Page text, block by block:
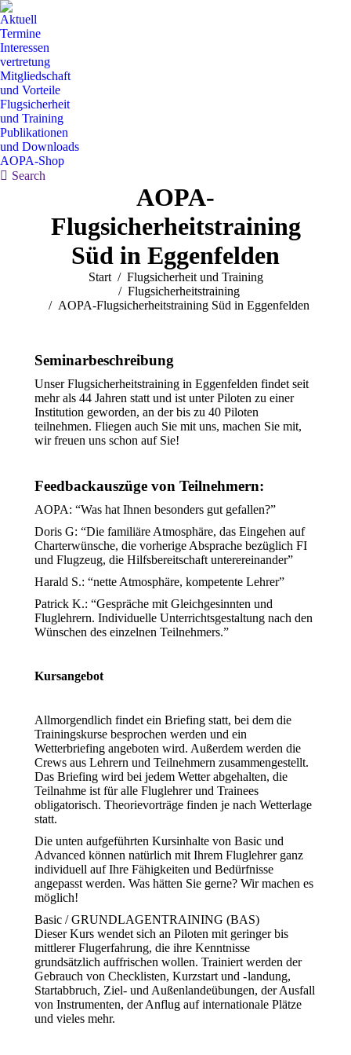
Aktuell
Termine
Interessen
vertretung
Mitgliedschaft
und Vorteile
Flugsicherheit
und Training
Publikationen
und Downloads
AOPA-Shop
Search:
Search
AOPA-
Flugsicherheitstraining
Süd in Eggenfelden
Sie befinden sich hier:
Start
Flugsicherheit und Training
Flugsicherheitstraining
AOPA-Flugsicherheitstraining Süd in Eggenfelden
Seminarbeschreibung
Unser Flugsicherheitstraining in Eggenfelden findet seit
mehr als 44 Jahren statt und ist unter Piloten zu einer
Institution geworden, an der bis zu 40 Piloten
teilnehmen. Fliegen auch Sie mit uns, machen Sie mit,
wir freuen uns schon auf Sie!
Feedbackauszüge von Teilnehmern:
AOPA: “Was hat Ihnen besonders gut gefallen?”
Doris G: “Die familiäre Atmosphäre, das Eingehen auf
Charterwünsche, die vorherige Absprache bezüglich FI
und Flugzeug, die Hilfsbereitschaft unterereinander”
Harald S.: “nette Atmosphäre, kompetente Lehrer”
Patrick K.: “Gespräche mit Gleichgesinnten und
Fluglehrern. Individuelle Unterrichtsgestaltung nach den
Wünschen des einzelnen Teilnehmers.”
Kursangebot
Allmorgendlich findet ein Briefing statt, bei dem die
Trainingskurse besprochen werden und ein
Wetterbriefing angeboten wird. Außerdem werden die
Crews aus Lehrern und Teilnehmern zusammengestellt.
Das Briefing wird bei jedem Wetter abgehalten, die
Teilnahme ist für alle Fluglehrer und Trainees
obligatorisch. Theorievorträge finden je nach Wetterlage
statt.
Die unten aufgeführten Kursinhalte von Basic und
Advanced können natürlich mit Ihrem Fluglehrer ganz
individuell auf Ihre Fähigkeiten und Bedürfnisse
angepasst werden. Was hätten Sie gerne? Wir machen es
möglich!
Basic / GRUNDLAGENTRAINING (BAS)
Dieser Kurs wendet sich an Piloten mit geringer bis
mittlerer Flugerfahrung, die ihre Kenntnisse
grundsätzlich auffrischen wollen. Trainiert werden der
Gebrauch von Checklisten, Kurzstart und - landung,
Startabbruch, Ziel- und Außenlandeübungen, der Ausfall
von Instrumenten, der Anflug auf internationale Plätze
und vieles mehr.